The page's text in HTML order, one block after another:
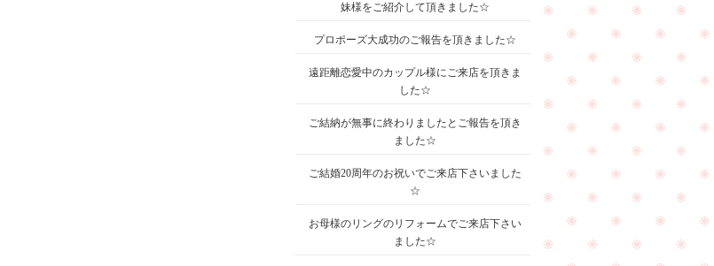
妹様をご紹介して頂きました☆
プロポーズ大成功のご報告を頂きました☆
遠距離恋愛中のカップル様にご来店を頂きま
した☆
ご結納が無事に終わりましたとご報告を頂き
ました☆
ご結婚20周年のお祝いでご来店下さいました
☆
お母様のリングのリフォームでご来店下さい
ました☆